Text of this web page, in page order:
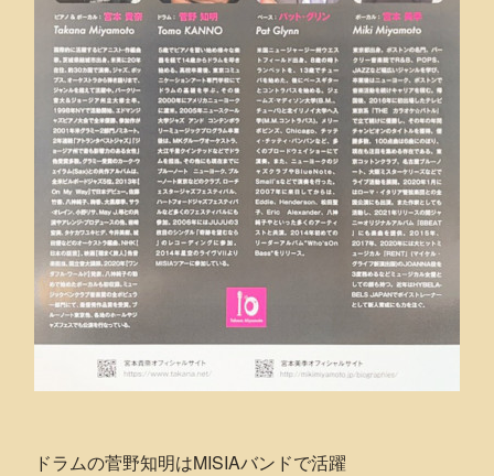
ドラムの菅野知明はMISIAバンドで活躍